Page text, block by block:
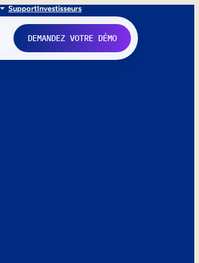
SupportInvestisseurs
DEMANDEZ VOTRE DÉMO